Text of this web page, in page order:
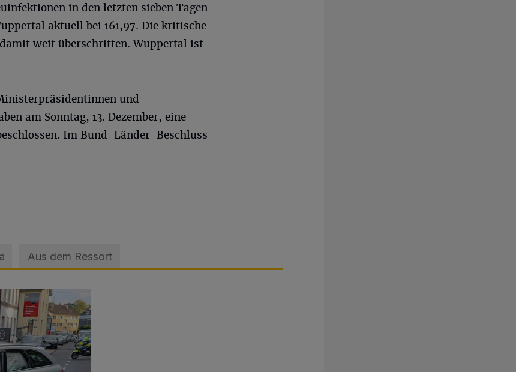
in den letzten sieben Tagen
aktuell bei 161,97. Die kritische
weit überschritten. Wuppertal ist
und
am Sonntag, 13. Dezember, eine
Im Bund-Länder-Beschluss
Aus dem Ressort